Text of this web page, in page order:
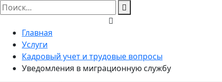
Главная
Услуги
Кадровый учет и трудовые вопросы
Уведомления в миграционную службу